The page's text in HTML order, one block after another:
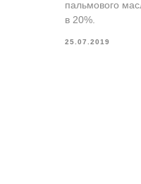
пальмового
в 20%.
25.07.2019